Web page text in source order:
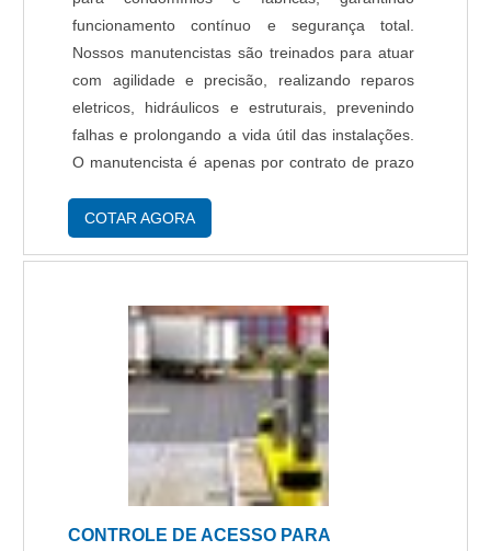
funcionamento contínuo e segurança total.
Nossos manutencistas são treinados para atuar
com agilidade e precisão, realizando reparos
eletricos, hidráulicos e estruturais, prevenindo
falhas e prolongando a vida útil das instalações.
O manutencista é apenas por contrato de prazo
COTAR AGORA
CONTROLE DE ACESSO PARA